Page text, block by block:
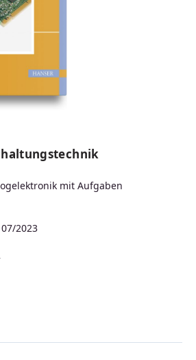
mit Aufgaben
2023